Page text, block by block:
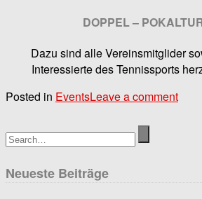
DOPPEL –
Dazu sind alle Vereinsmitglider
Interessierte des Tennissports
Posted in EventsLeave a comment
Neueste Beiträge